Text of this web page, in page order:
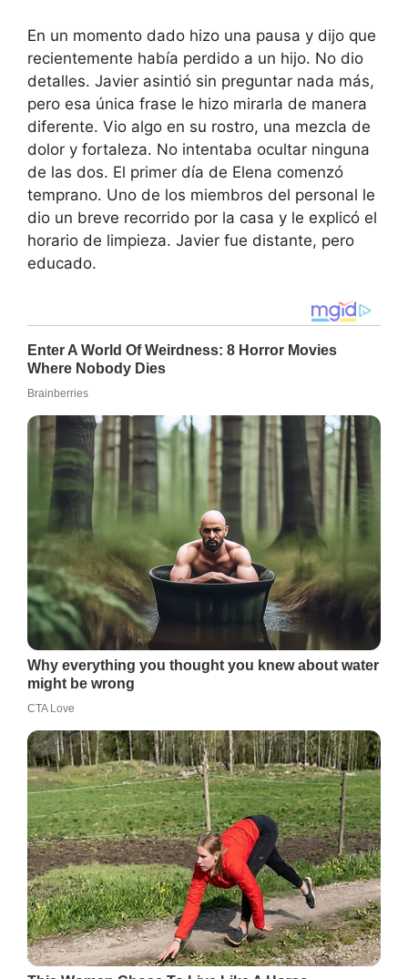
En un momento dado hizo una pausa y dijo que
recientemente había perdido a un hijo. No dio
detalles. Javier asintió sin preguntar nada más,
pero esa única frase le hizo mirarla de manera
diferente. Vio algo en su rostro, una mezcla de
dolor y fortaleza. No intentaba ocultar ninguna
de las dos. El primer día de Elena comenzó
temprano. Uno de los miembros del personal le
dio un breve recorrido por la casa y le explicó el
horario de limpieza. Javier fue distante, pero
educado.